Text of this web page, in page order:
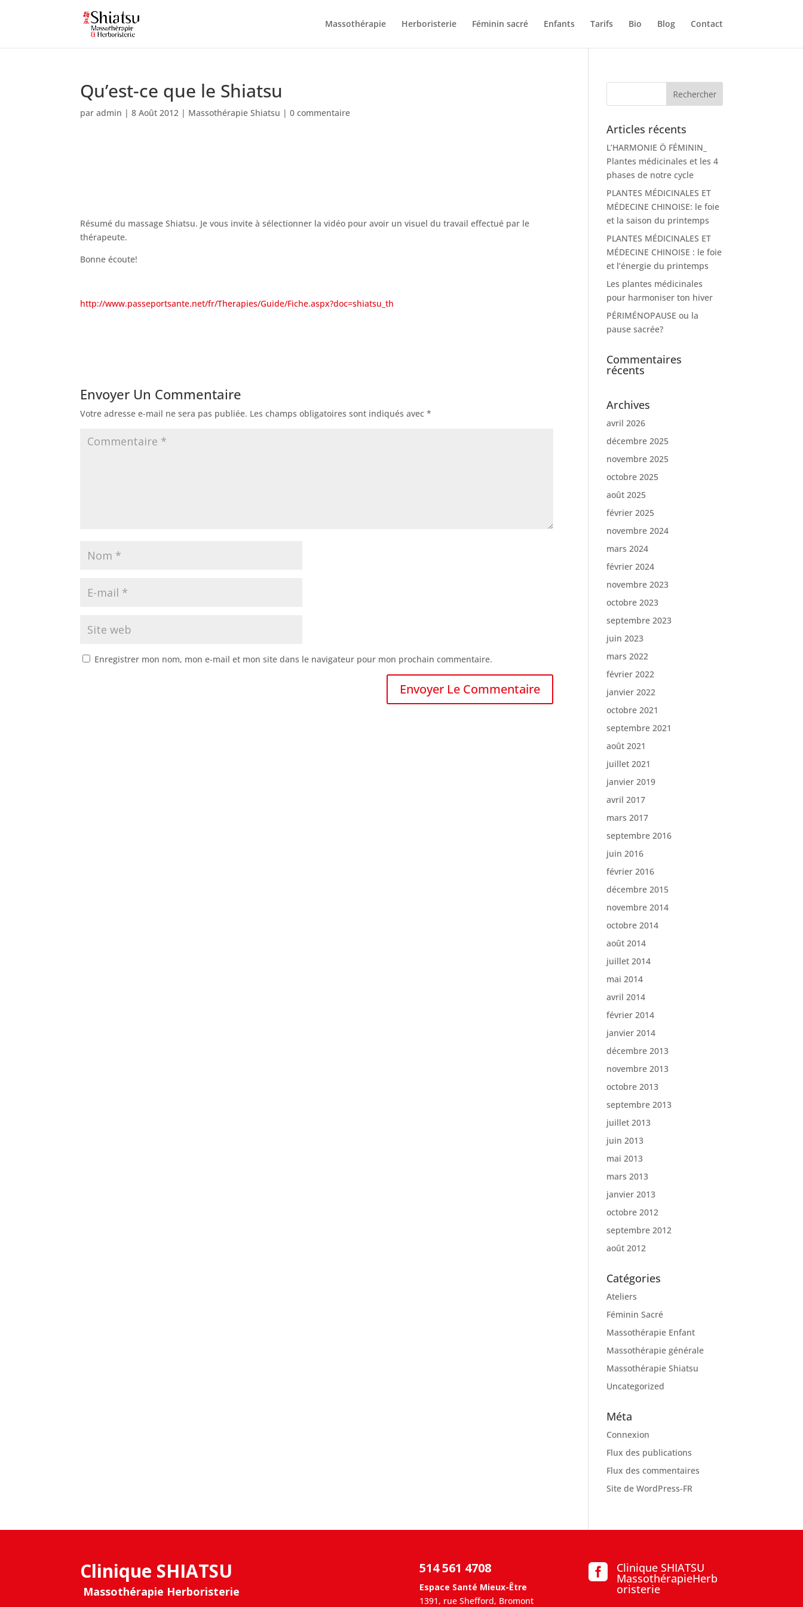
Massothérapie Herboristerie Féminin sacré Enfants Tarifs Bio Blog Contact
Qu’est-ce que le Shiatsu
paradmin |8 Août 2012 | Massothérapie Shiatsu |0 commentaire
Résumé du massage Shiatsu. Je vous invite à sélectionner la vidéo pour avoir un visuel du travail effectué par le
thérapeute.
Bonne écoute!
http://www.passeportsante.net/fr/Therapies/Guide/Fiche.aspx?doc=shiatsu_th
Envoyer Un Commentaire
Votre adresse e-mail ne sera pas publiée. Les champs obligatoires sont indiqués avec*
Enregistrer mon nom, mon e-mail et mon site dans le navigateur pour mon prochain commentaire.
Articles récents
L’HARMONIE Ö FÉMININ_
Plantes médicinales et les 4
phases de notre cycle
PLANTES MÉDICINALES ET
MÉDECINE CHINOISE: le foie
et la saison du printemps
PLANTES MÉDICINALES ET
MÉDECINE CHINOISE : le foie
et l’énergie du printemps
Les plantes médicinales
pour harmoniser ton hiver
PÉRIMÉNOPAUSE ou la
pause sacrée?
Commentaires
récents
Archives
avril 2026
décembre 2025
novembre 2025
octobre 2025
août 2025
février 2025
novembre 2024
mars 2024
février 2024
novembre 2023
octobre 2023
septembre 2023
juin 2023
mars 2022
février 2022
janvier 2022
octobre 2021
septembre 2021
août 2021
juillet 2021
janvier 2019
avril 2017
mars 2017
septembre 2016
juin 2016
février 2016
décembre 2015
novembre 2014
octobre 2014
août 2014
juillet 2014
mai 2014
avril 2014
février 2014
janvier 2014
décembre 2013
novembre 2013
octobre 2013
septembre 2013
juillet 2013
juin 2013
mai 2013
mars 2013
janvier 2013
octobre 2012
septembre 2012
août 2012
Catégories
Ateliers
Féminin Sacré
Massothérapie Enfant
Massothérapie générale
Massothérapie Shiatsu
Uncategorized
Méta
Connexion
Flux des publications
Flux des commentaires
Site de WordPress-FR
Clinique SHIATSU
Massothérapie Herboristerie
514 561 4708
Espace Santé Mieux-Être
1391, rue Shefford, Bromont
 Clinique SHIATSU
MassothérapieHerb
oristerie